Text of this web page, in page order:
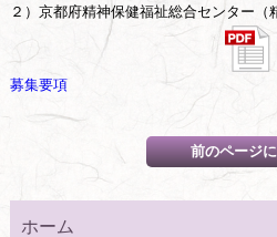
２）京都府精神保健福祉総合センター（
募集要項
ホーム